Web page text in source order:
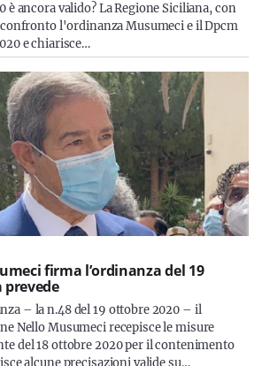
è ancora valido? La Regione Siciliana, con
l'ordinanza Musumeci e il Dpcm
e chiarisce…
firma l’ordinanza del 19
prevede
– la n.48 del 19 ottobre 2020 – il
Nello Musumeci recepisce le misure
del 18 ottobre 2020 per il contenimento